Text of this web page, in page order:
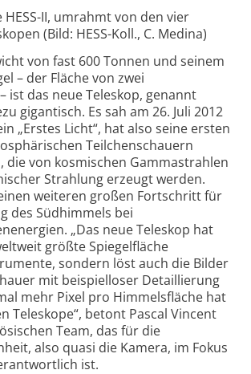
HESS-II, umrahmt von den vier
(Bild: HESS-Koll., C. Medina)
von fast 600 Tonnen und seinem
– der Fläche von zwei
ist das neue Teleskop, genannt
gigantisch. Es sah am 26. Juli 2012
„Erstes Licht“, hat also seine ersten
Teilchenschauern
die von kosmischen Gammastrahlen
Strahlung erzeugt werden.
weiteren großen Fortschritt für
des Südhimmels bei
„Das neue Teleskop hat
größte Spiegelfläche
sondern löst auch die Bilder
mit beispielloser Detaillierung
mehr Pixel pro Himmelsfläche hat
Teleskope“, betont Pascal Vincent
Team, das für die
also quasi die Kamera, im Fokus
ist.